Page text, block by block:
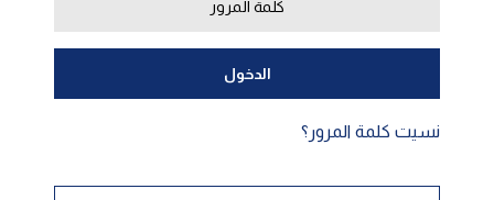
نسيت كلمة المرور؟